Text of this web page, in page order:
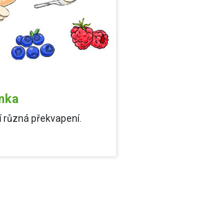
různá překvapení.